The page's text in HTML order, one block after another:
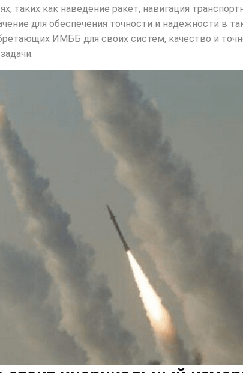
таких как наведение ракет, навигация
для обеспечения точности и надежности в
ИМББ для своих систем, качество и